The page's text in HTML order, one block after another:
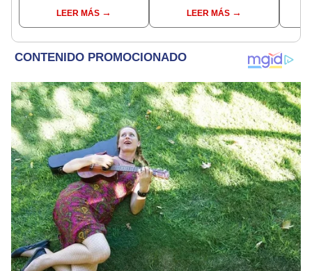
LEER MÁS
del Acumulado
LEER MÁS